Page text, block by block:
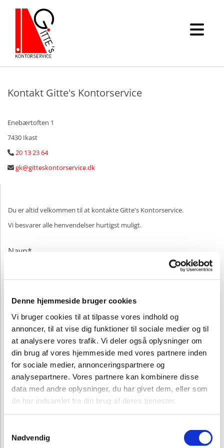
Denne hjemmeside bruger cookies
Vi bruger cookies til at tilpasse vores indhold og
annoncer, til at vise dig funktioner til sociale medier og til
at analysere vores trafik. Vi deler også oplysninger om
din brug af vores hjemmeside med vores partnere inden
for sociale medier, annonceringspartnere og
analysepartnere. Vores partnere kan kombinere disse
data med andre oplysninger, du har givet dem, eller som
de har indsamlet fra din brug af deres tjenester.
Nødvendig
Kontakt Gitte's Kontorservice
Enebærtoften 1
7430 Ikast
 20 13 23 64
 gk@gitteskontorservice.dk
Du er altid velkommen til at kontakte Gitte's Kontorservice.
Vi besvarer alle henvendelser hurtigst muligt.
Navn*
Telefon*
Besked*